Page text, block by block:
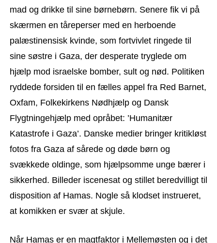
mad og drikke til sine børnebørn. Senere fik vi på
skærmen en tåreperser med en herboende
palæstinensisk kvinde, som fortvivlet ringede til
sine søstre i Gaza, der desperate tryglede om
hjælp mod israelske bomber, sult og nød. Politiken
ryddede forsiden til en fælles appel fra Red Barnet,
Oxfam, Folkekirkens Nødhjælp og Dansk
Flygtningehjælp med opråbet: ’Humanitær
Katastrofe i Gaza’. Danske medier bringer kritikløst
fotos fra Gaza af sårede og døde børn og
svækkede oldinge, som hjælpsomme unge bærer i
sikkerhed. Billeder iscenesat og stillet beredvilligt til
disposition af Hamas. Nogle så klodset instrueret,
at komikken er svær at skjule.
Når Hamas er en magtfaktor i Mellemøsten og i det